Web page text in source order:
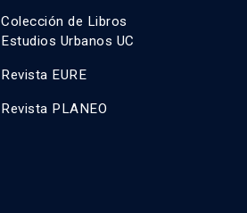
Colección de Libros
Estudios Urbanos UC
Revista EURE
Revista PLANEO